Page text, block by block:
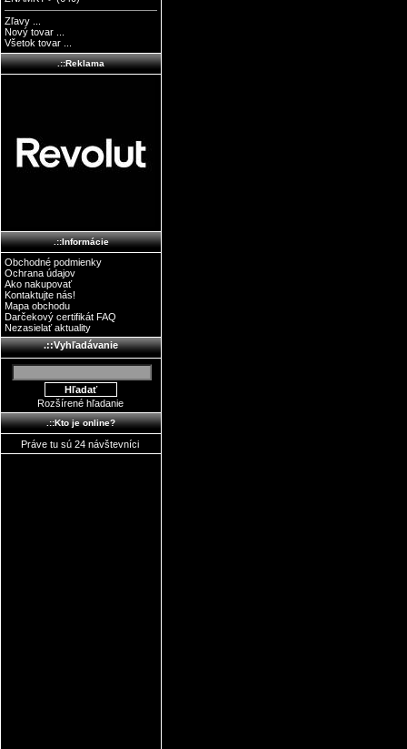
Zľavy ...
Nový tovar ...
Všetok tovar ...
.::Reklama
.::Informácie
Obchodné podmienky
Ochrana údajov
Ako nakupovať
Kontaktujte nás!
Mapa obchodu
Darčekový certifikát FAQ
Nezasielať aktuality
.::Vyhľadávanie
Rozšírené hľadanie
.::Kto je online?
Práve tu sú 24 návštevníci